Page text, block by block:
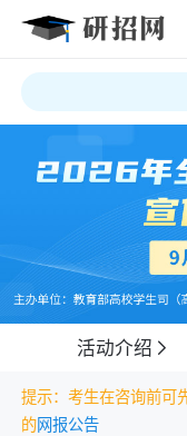
活动介绍
提示：考生在咨询前可
的网报公告